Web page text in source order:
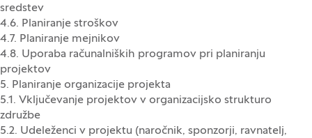
sredstev
4.6. Planiranje stroškov
4.7. Planiranje mejnikov
4.8. Uporaba računalniških programov pri planiranju
projektov
5. Planiranje organizacije projekta
5.1. Vključevanje projektov v organizacijsko strukturo
združbe
5.2. Udeleženci v projektu (naročnik, sponzorji, ravnatelj,